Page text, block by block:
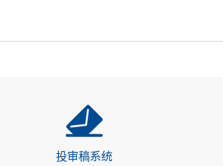
投审稿系统